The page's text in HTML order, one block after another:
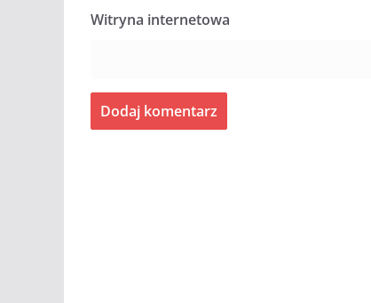
Witryna internetowa